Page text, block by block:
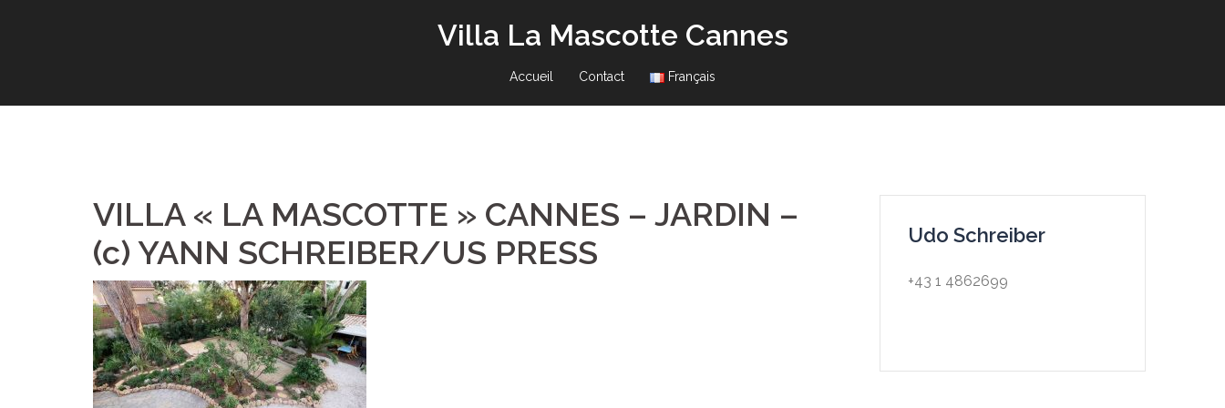
Villa La Mascotte Cannes
Accueil Contact Français
VILLA « LA MASCOTTE » CANNES – JARDIN –
(c) YANN SCHREIBER/US PRESS
Udo Schreiber
+43 1 4862699